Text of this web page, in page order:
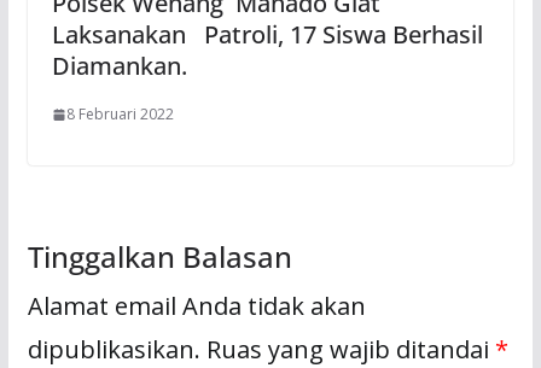
Laksanakan Patroli, 17 Siswa Berhasil
Diamankan.
8 Februari 2022
Tinggalkan Balasan
Alamat email Anda tidak akan
dipublikasikan. Ruas yang wajib ditandai *